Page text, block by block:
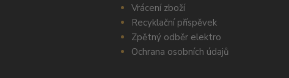
Vrácení zboží
Recyklační příspěvek
Zpětný odběr elektro
Ochrana osobních údajů